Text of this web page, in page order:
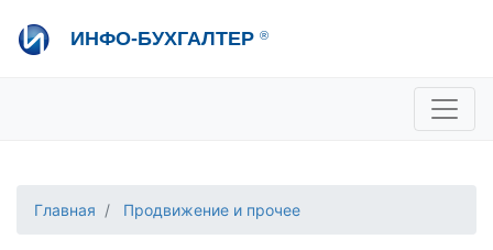
ИНФО-БУХГАЛТЕР ®
Отдел продаж
Консультации
Главная Продвижение и прочее